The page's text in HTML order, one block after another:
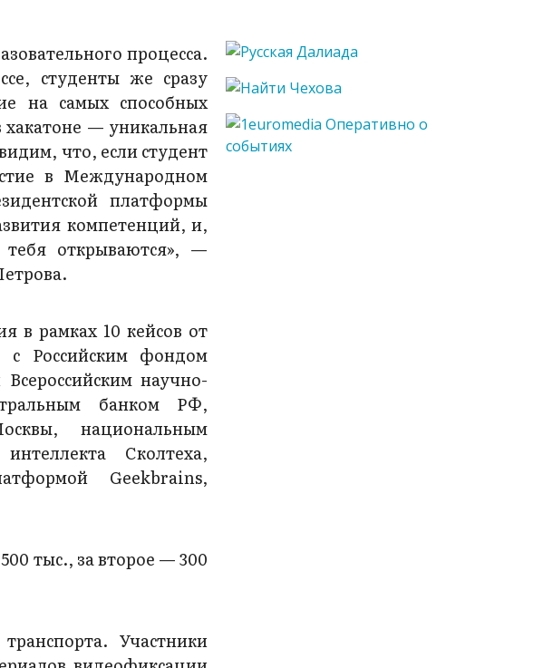
процесса.
студенты же сразу
на самых способных
— уникальная
что, если студент
в Международном
платформы
компетенций, и,
открываются», —
в рамках 10 кейсов от
с Российским фондом
научно-
банком РФ,
национальным
Сколтеха,
Geekbrains,
тыс., за второе — 300
Участники